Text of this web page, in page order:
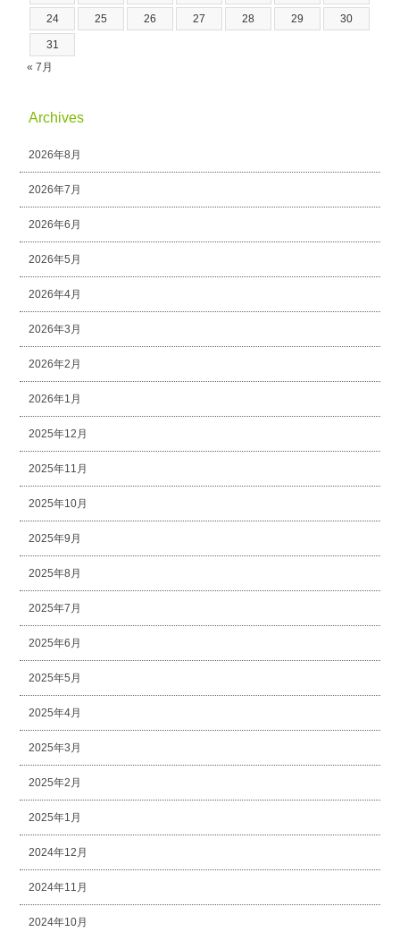
24 25 26 27 28 29 30
31
« 7月
Archives
2026年8月
2026年7月
2026年6月
2026年5月
2026年4月
2026年3月
2026年2月
2026年1月
2025年12月
2025年11月
2025年10月
2025年9月
2025年8月
2025年7月
2025年6月
2025年5月
2025年4月
2025年3月
2025年2月
2025年1月
2024年12月
2024年11月
2024年10月